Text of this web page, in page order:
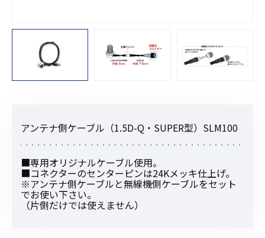
アンテナ側ケーブル（1.5D-Q・SUPER型）SLM100
■専用オリジナルケーブル使用。
■コネクターのセンターピンは24Kメッキ仕上げ。
※アンテナ側ケーブルと無線機側ケーブルをセット
でお使い下さい。
（片側だけでは使えません）